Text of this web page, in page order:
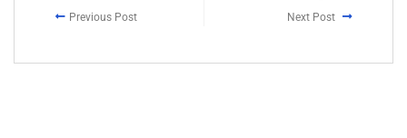
Previous Post Next Post